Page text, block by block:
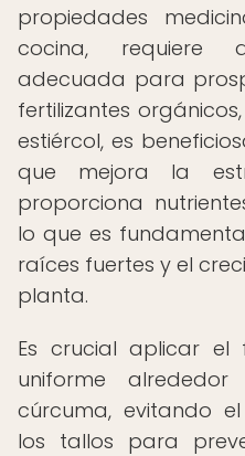
propiedades
cocina, requiere
adecuada para
fertilizantes
estiércol, es
que mejora la
proporciona
lo que es
raíces fuertes y el
planta.
Es crucial aplicar el
uniforme
cúrcuma, evitando
los tallos para